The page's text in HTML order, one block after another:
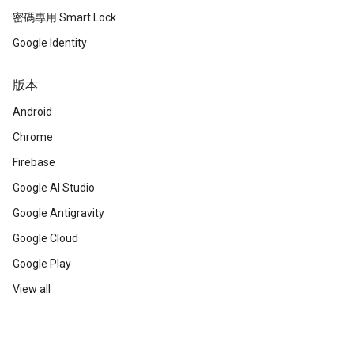
密碼專用 Smart Lock
Google Identity
版本
Android
Chrome
Firebase
Google AI Studio
Google Antigravity
Google Cloud
Google Play
View all